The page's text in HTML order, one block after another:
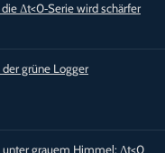
Δt<0‑Serie wird schärfer
grüne Logger
unter grauem Himmel: Δt<0